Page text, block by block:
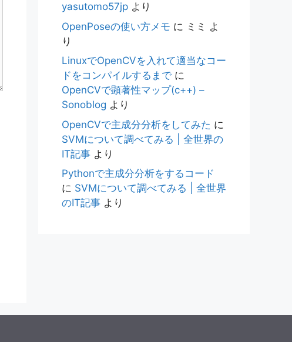
yasutomo57jp より
OpenPoseの使い方メモ に ミミ よ
り
LinuxでOpenCVを入れて適当なコー
ドをコンパイルするまで に
OpenCVで顕著性マップ(c++) –
Sonoblog より
OpenCVで主成分分析をしてみた に
SVMについて調べてみる | 全世界の
IT記事 より
Pythonで主成分分析をするコード
に SVMについて調べてみる | 全世界
のIT記事 より